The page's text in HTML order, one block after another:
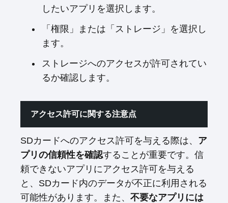
したいアプリを選択します。
「権限」または「ストレージ」を選択し
ます。
ストレージへのアクセスが許可されてい
るか確認します。
アクセス許可に関する注意点
SDカードへのアクセス許可を与える際は、 ア
プリの信頼性を確認することが重要です。信
頼できないアプリにアクセス許可を与える
と、SDカード内のデータが不正に利用される
可能性があります。また、 不要なアプリには